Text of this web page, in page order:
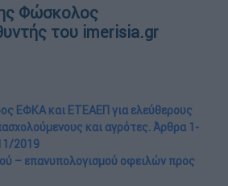
Φώσκολος
του imerisia.gr
ΕΦΚΑ και ΕΤΕΑΕΠ για ελεύθερους
και αγρότες. Άρθρα 1-
2019
– επανυπολογισμού οφειλών προς